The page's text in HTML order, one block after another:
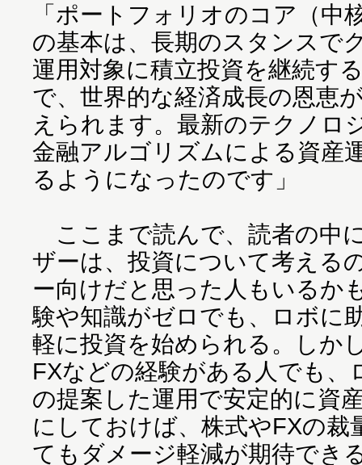
「ポートフォリオのコア（中
の基本は、長期のスタンスで
運用対象に積立投資を継続す
で、世界的な経済成長の恩恵
えられます。最新のテクノロ
金融アルゴリズムによる資産
るようになったのです」
ここまで読んで、読者の中
ザーは、投資について考える
ー向けだと思った人もいるか
験や知識がゼロでも、ロボに
軽に投資を始められる。しか
FXなどの経験がある人でも
の提案した運用で安定的に資
にしておけば、株式やFXの裁
てもダメージ軽減が期待でき